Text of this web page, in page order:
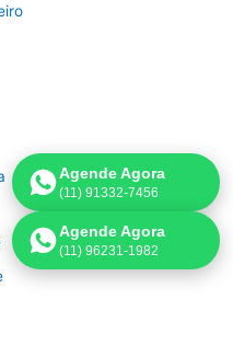
Agende Agora
(11) 91332-7456
Agende Agora
(11) 96231-1982